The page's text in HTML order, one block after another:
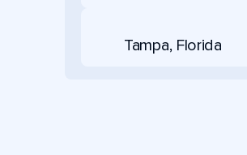
Tampa, Florida